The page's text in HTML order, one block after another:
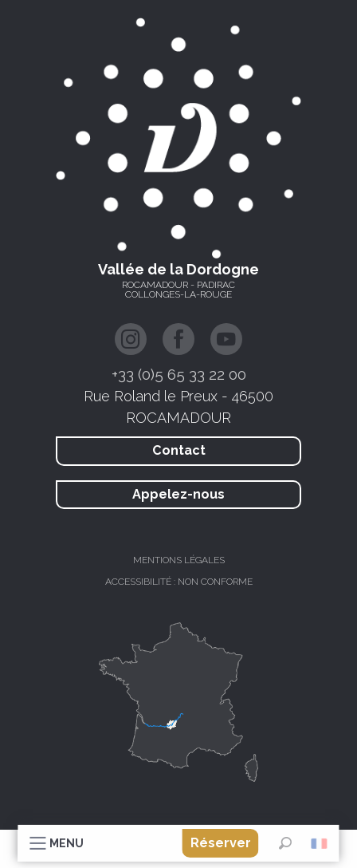
MENU
Réserver
Recherche
Vallée de la Dordogne
ROCAMADOUR - PADIRAC
COLLONGES-LA-ROUGE
+33 (0)5 65 33 22 00
Rue Roland le Preux - 46500
ROCAMADOUR
Contact
Appelez-nous
MENTIONS LÉGALES
ACCESSIBILITÉ : NON CONFORME